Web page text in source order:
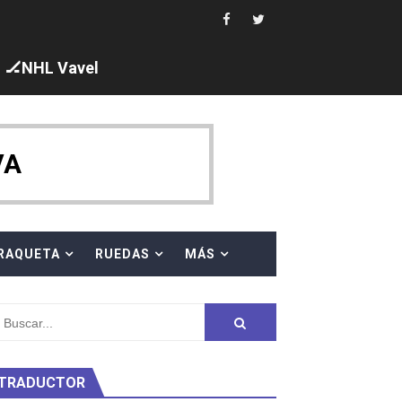
seis para Iris Tió
🏒NHL Vavel
RAQUETA RUEDAS MÁS